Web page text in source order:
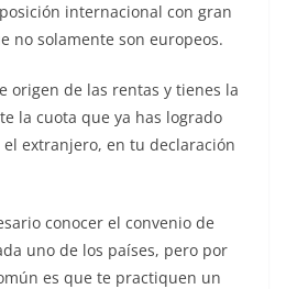
internacional con gran
no solamente son europeos.
origen de las rentas y tienes la
la cuota que ya has logrado
extranjero, en tu declaración
conocer el convenio de
uno de los países, pero por
es que te practiquen un